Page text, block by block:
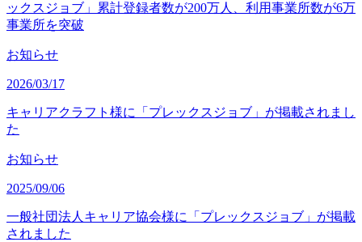
ックスジョブ」累計登録者数が200万人、利用事業所数が6万
事業所を突破
お知らせ
2026/03/17
キャリアクラフト様に「プレックスジョブ」が掲載されまし
た
お知らせ
2025/09/06
一般社団法人キャリア協会様に「プレックスジョブ」が掲載
されました